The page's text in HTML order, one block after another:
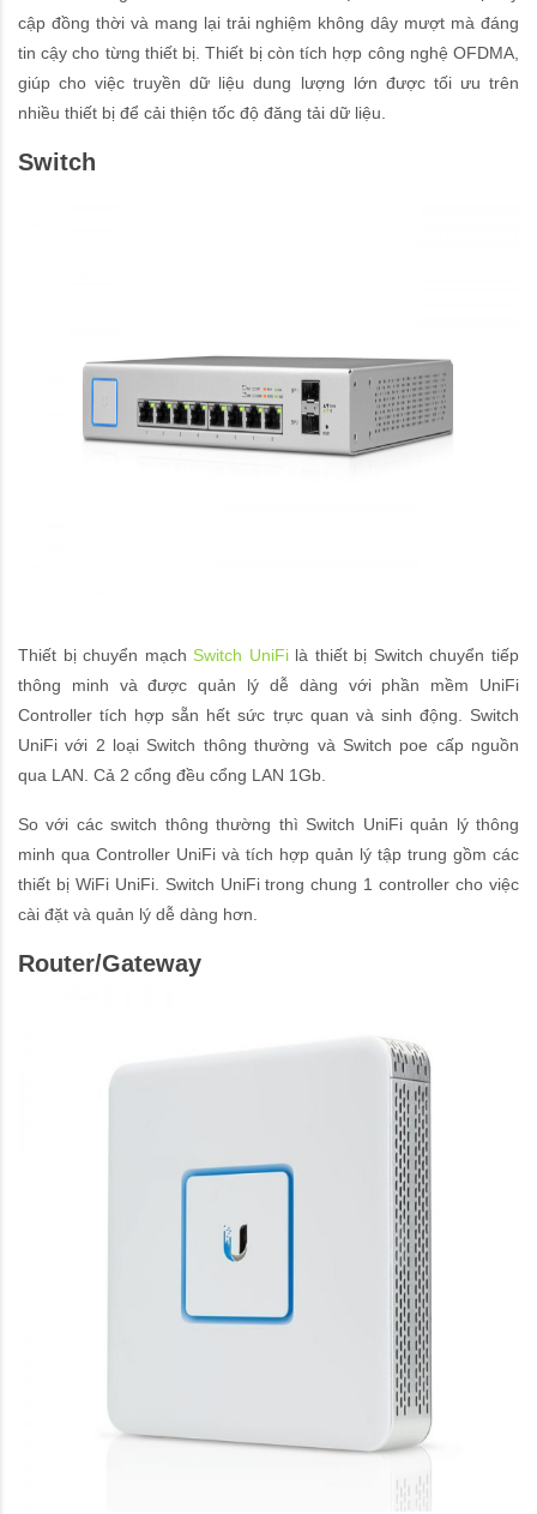
cập đồng thời và mang lại trải nghiệm không dây mượt mà đáng
tin cậy cho từng thiết bị. Thiết bị còn tích hợp công nghệ OFDMA,
giúp cho việc truyền dữ liệu dung lượng lớn được tối ưu trên
nhiều thiết bị để cải thiện tốc độ đăng tải dữ liệu.
Switch
Thiết bị chuyển mạchSwitch UniFilà thiết bị Switch chuyển tiếp
thông minh và được quản lý dễ dàng với phần mềm UniFi
Controller tích hợp sẵn hết sức trực quan và sinh động. Switch
UniFi với 2 loại Switch thông thường và Switch poe cấp nguồn
qua LAN. Cả 2 cổng đều cổng LAN 1Gb.
So với các switch thông thường thì Switch UniFi quản lý thông
minh qua Controller UniFi và tích hợp quản lý tập trung gồm các
thiết bị WiFi UniFi. Switch UniFi trong chung 1 controller cho việc
cài đặt và quản lý dễ dàng hơn.
Router/Gateway